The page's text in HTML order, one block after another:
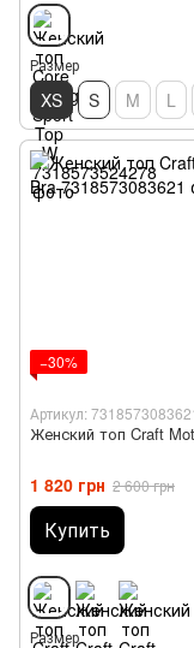
Размер
XS S M L
−30%
Артикул:
Женский топ Craft
1 820 грн 2 600 грн
Купить
Размер